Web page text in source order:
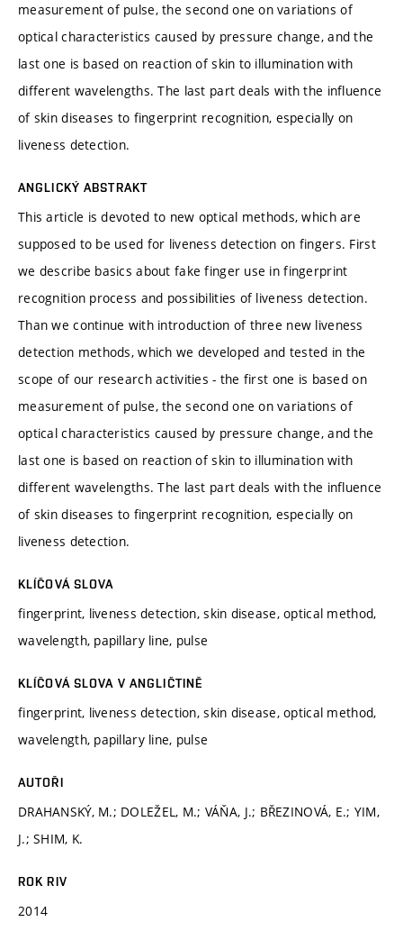
measurement of pulse, the second one on variations of
optical characteristics caused by pressure change, and the
last one is based on reaction of skin to illumination with
different wavelengths. The last part deals with the influence
of skin diseases to fingerprint recognition, especially on
liveness detection.
ANGLICKÝ ABSTRAKT
This article is devoted to new optical methods, which are
supposed to be used for liveness detection on fingers. First
we describe basics about fake finger use in fingerprint
recognition process and possibilities of liveness detection.
Than we continue with introduction of three new liveness
detection methods, which we developed and tested in the
scope of our research activities - the first one is based on
measurement of pulse, the second one on variations of
optical characteristics caused by pressure change, and the
last one is based on reaction of skin to illumination with
different wavelengths. The last part deals with the influence
of skin diseases to fingerprint recognition, especially on
liveness detection.
KLÍČOVÁ SLOVA
fingerprint, liveness detection, skin disease, optical method,
wavelength, papillary line, pulse
KLÍČOVÁ SLOVA V ANGLIČTINĚ
fingerprint, liveness detection, skin disease, optical method,
wavelength, papillary line, pulse
AUTOŘI
DRAHANSKÝ, M.; DOLEŽEL, M.; VÁŇA, J.; BŘEZINOVÁ, E.; YIM,
J.; SHIM, K.
ROK RIV
2014